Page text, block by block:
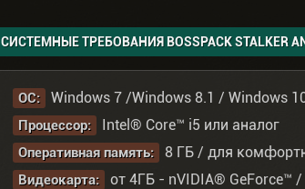
СИСТЕМНЫЕ ТРЕБОВАНИЯ BOSSPACK STALKER
ОС: Windows 7 /Windows 8.1 / Windows
Процессор: Intel® Core™ i5 или аналог
Оперативная память: 8 ГБ / для
Видеокарта: от 4ГБ - nVIDIA® GeForce™